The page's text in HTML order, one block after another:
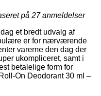
på 27anmeldelser
et bredt udvalg af
er for nærværende
varerne den dag der
ukompliceret, samt i
betalelige form for
On Deodorant 30 ml –